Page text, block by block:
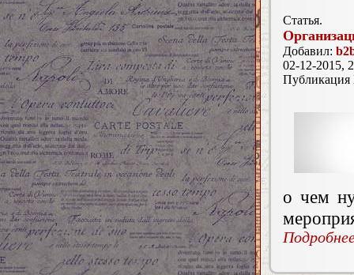
Статья.
Добавил:
02-12-2015,
о чем